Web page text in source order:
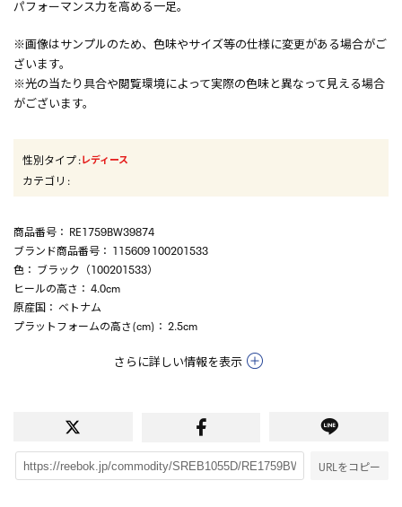
パフォーマンス力を高める一足。
※画像はサンプルのため、色味やサイズ等の仕様に変更がある場合がご
ざいます。
※光の当たり具合や閲覧環境によって実際の色味と異なって見える場合
がございます。
性別タイプ:レディース
カテゴリ :
商品番号 ： RE1759BW39874
ブランド商品番号 ： 115609 100201533
色 ： ブラック（100201533）
ヒールの高さ ： 4.0cm
原産国 ： ベトナム
プラットフォームの高さ(cm) ： 2.5cm
さらに詳しい情報を表示
URLをコピー